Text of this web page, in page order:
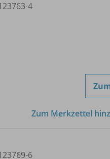
4
Zum Merkzettel
6